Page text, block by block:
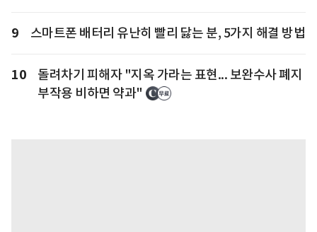
9 스마트폰 배터리 유난히 빨리 닳는 분, 5가지 해결 방법
10
돌려차기 피해자 "지옥 가라는 표현... 보완수사 폐지
부작용 비하면 약과"